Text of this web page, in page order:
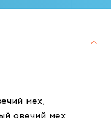
мех,
овечий мех